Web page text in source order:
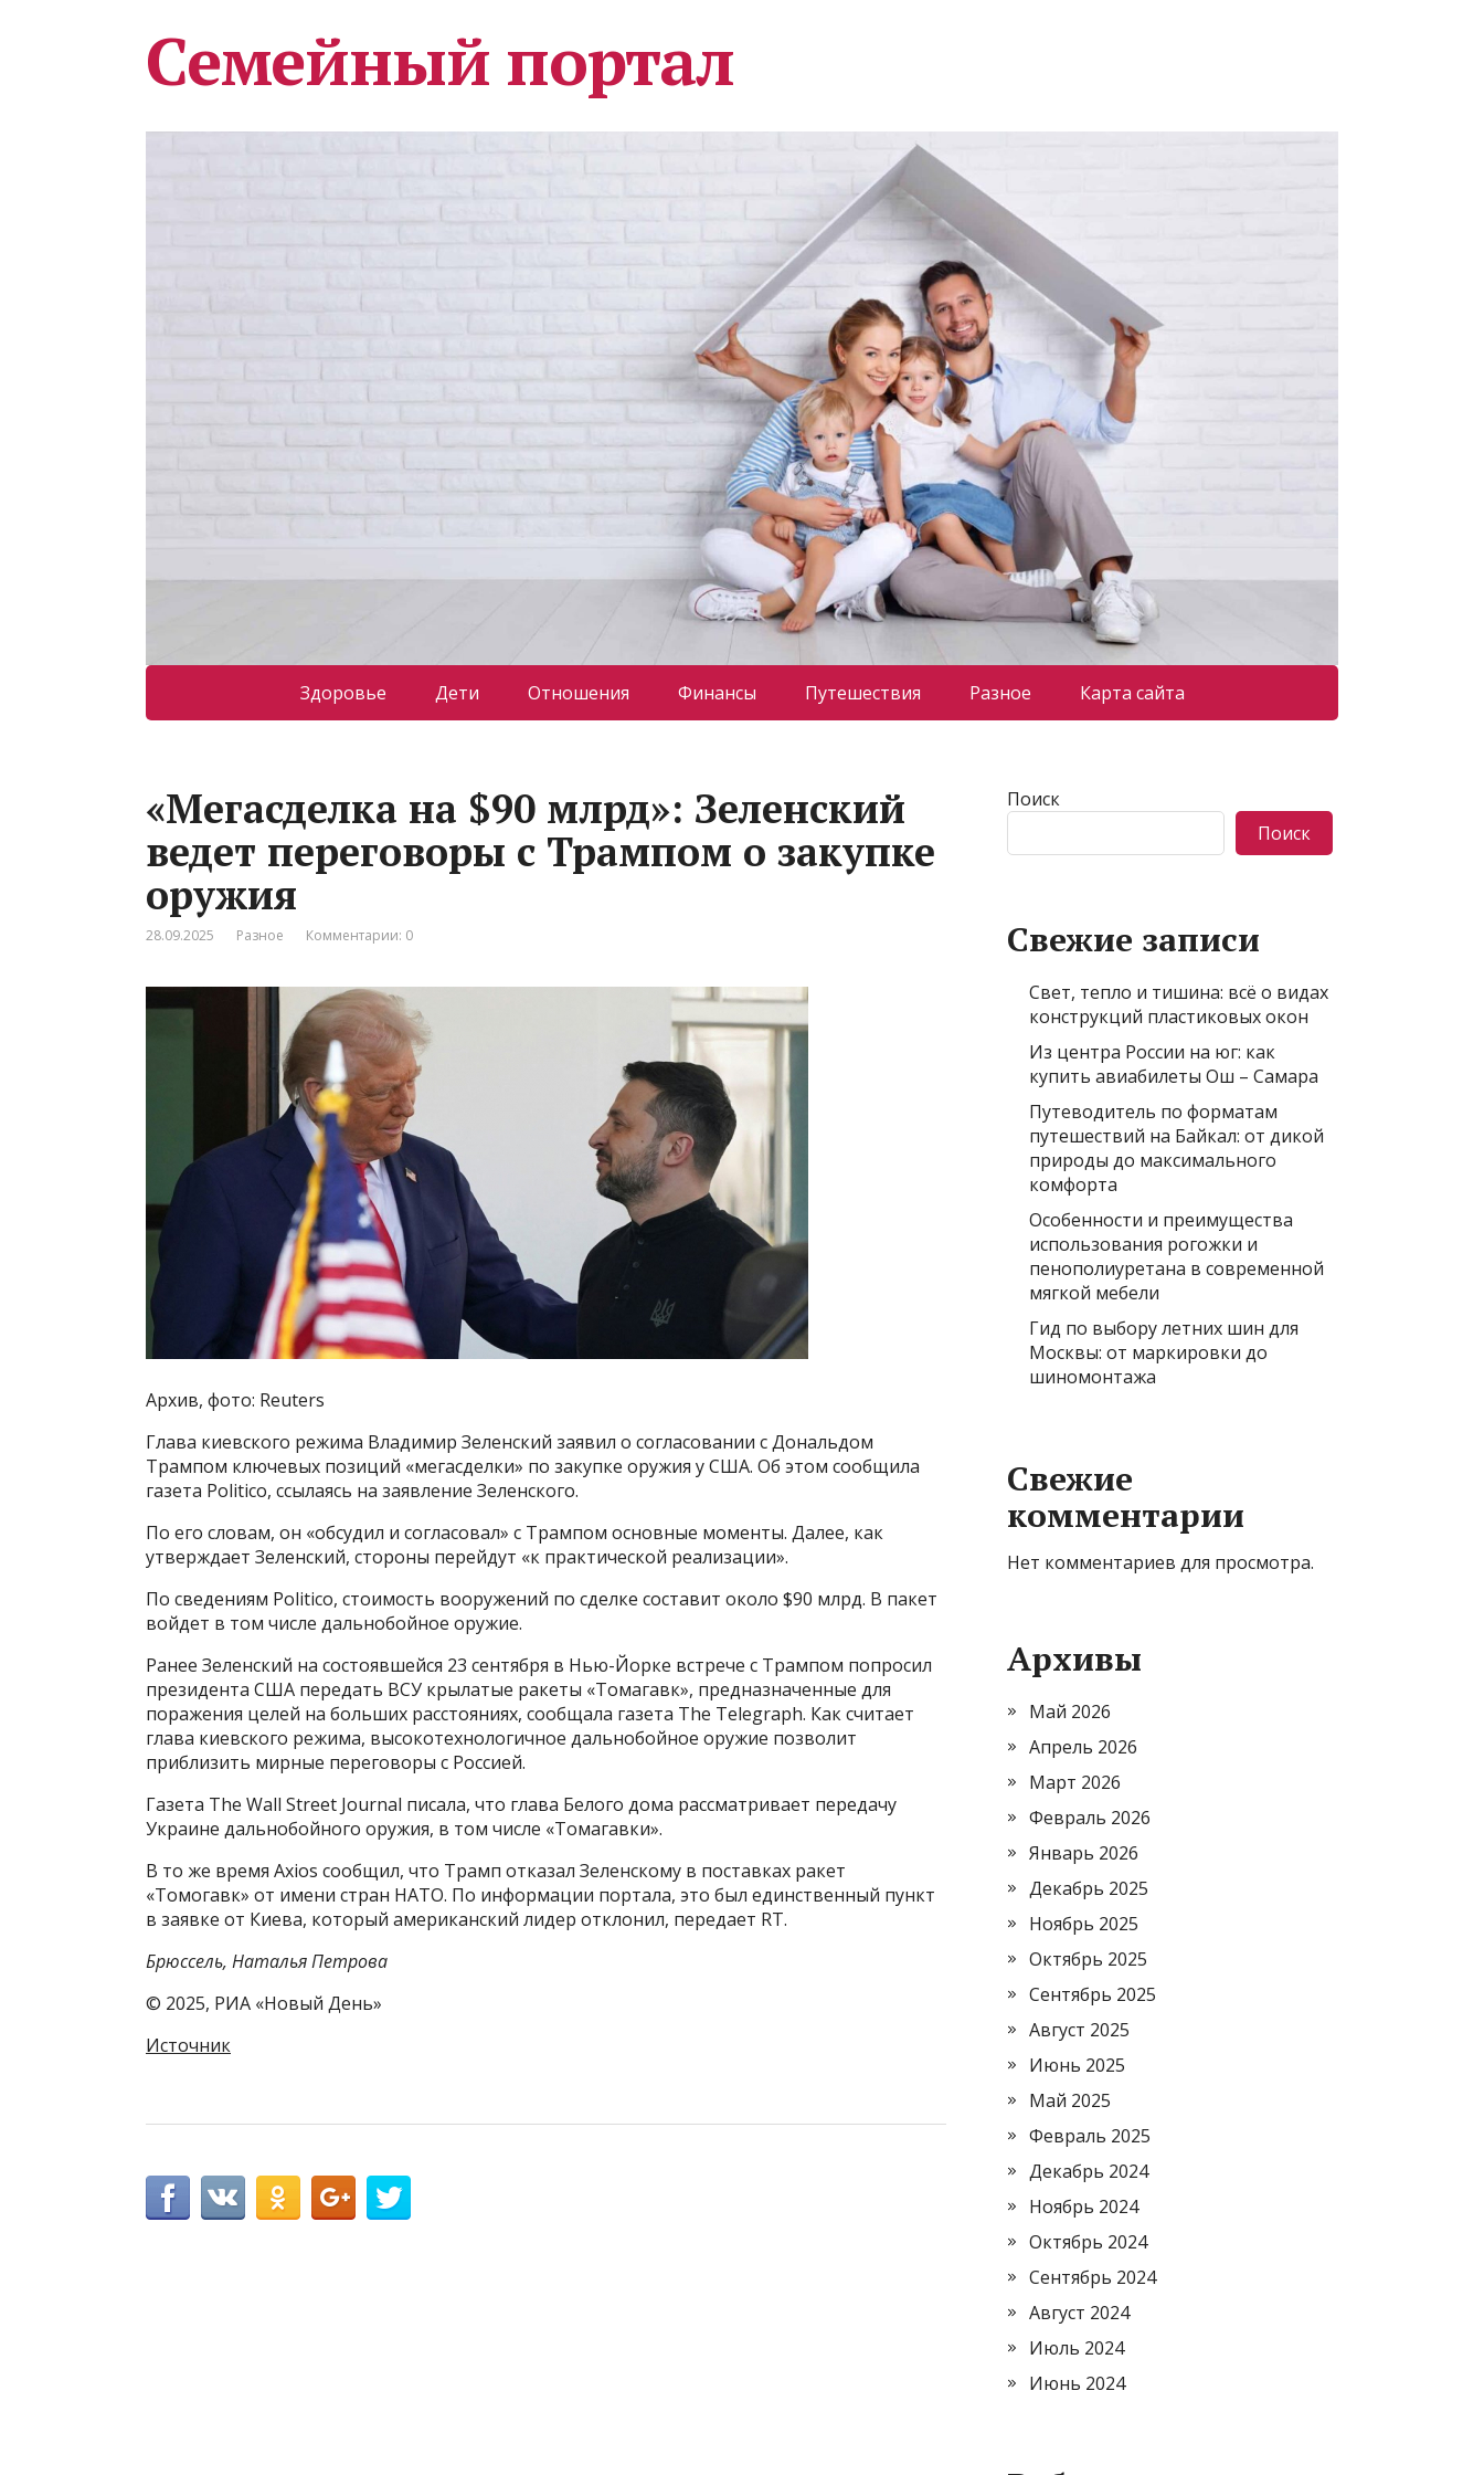
Семейный портал
Здоровье Дети Отношения Финансы Путешествия Разное Карта сайта
«Мегасделка на $90 млрд»: Зеленский
ведет переговоры с Трампом о закупке
оружия
28.09.2025 Разное Комментарии: 0
Архив, фото: Reuters
Глава киевского режима Владимир Зеленский заявил о согласовании с Дональдом
Трампом ключевых позиций «мегасделки» по закупке оружия у США. Об этом сообщила
газета Politico, ссылаясь на заявление Зеленского.
По его словам, он «обсудил и согласовал» с Трампом основные моменты. Далее, как
утверждает Зеленский, стороны перейдут «к практической реализации».
По сведениям Politico, стоимость вооружений по сделке составит около $90 млрд. В пакет
войдет в том числе дальнобойное оружие.
Ранее Зеленский на состоявшейся 23 сентября в Нью-Йорке встрече с Трампом попросил
президента США передать ВСУ крылатые ракеты «Томагавк», предназначенные для
поражения целей на больших расстояниях, сообщала газета The Telegraph. Как считает
глава киевского режима, высокотехнологичное дальнобойное оружие позволит
приблизить мирные переговоры с Россией.
Газета The Wall Street Journal писала, что глава Белого дома рассматривает передачу
Украине дальнобойного оружия, в том числе «Томагавки».
В то же время Axios сообщил, что Трамп отказал Зеленскому в поставках ракет
«Томогавк» от имени стран НАТО. По информации портала, это был единственный пункт
в заявке от Киева, который американский лидер отклонил, передает RT.
Брюссель, Наталья Петрова
© 2025, РИА «Новый День»
Источник
Поиск
Поиск
Свежие записи
Свет, тепло и тишина: всё о видах
конструкций пластиковых окон
Из центра России на юг: как
купить авиабилеты Ош – Самара
Путеводитель по форматам
путешествий на Байкал: от дикой
природы до максимального
комфорта
Особенности и преимущества
использования рогожки и
пенополиуретана в современной
мягкой мебели
Гид по выбору летних шин для
Москвы: от маркировки до
шиномонтажа
Свежие
комментарии
Нет комментариев для просмотра.
Архивы
Май 2026
Апрель 2026
Март 2026
Февраль 2026
Январь 2026
Декабрь 2025
Ноябрь 2025
Октябрь 2025
Сентябрь 2025
Август 2025
Июнь 2025
Май 2025
Февраль 2025
Декабрь 2024
Ноябрь 2024
Октябрь 2024
Сентябрь 2024
Август 2024
Июль 2024
Июнь 2024